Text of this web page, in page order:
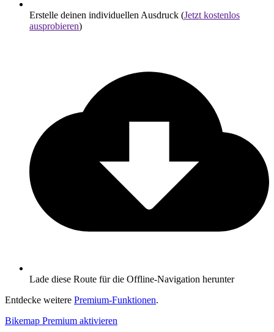
Erstelle deinen individuellen Ausdruck (Jetzt kostenlos
ausprobieren)
Lade diese Route für die Offline-Navigation herunter
Entdecke weitere Premium-Funktionen.
Bikemap Premium aktivieren